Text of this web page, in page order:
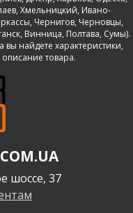
Хмельницкий, Ивано-
Чернигов, Черновцы,
Винница, Полтава, Сумы).
найдете характеристики,
товара.
шоссе, 37